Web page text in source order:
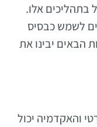
בתהליכים אלו.
לשמש כבסיס
הבאים יבינו את
והאקדמיה יכול